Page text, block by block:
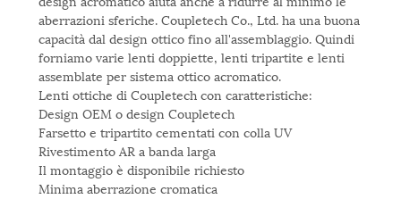
aberrazioni sferiche. Coupletech Co., Ltd. ha una buona
capacità dal design ottico fino all'assemblaggio. Quindi
forniamo varie lenti doppiette, lenti tripartite e lenti
assemblate per sistema ottico acromatico.
Lenti ottiche di Coupletech con caratteristiche:
Design OEM o design Coupletech
Farsetto e tripartito cementati con colla UV
Rivestimento AR a banda larga
Il montaggio è disponibile richiesto
Minima aberrazione cromatica